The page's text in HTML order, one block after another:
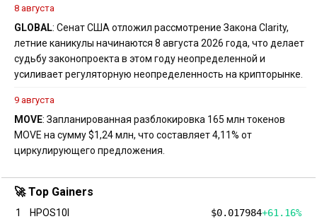
8 августа
GLOBAL: Сенат США отложил рассмотрение Закона Clarity,
летние каникулы начинаются 8 августа 2026 года, что делает
судьбу законопроекта в этом году неопределенной и
усиливает регуляторную неопределенность на крипторынке.
9 августа
MOVE: Запланированная разблокировка 165 млн токенов
MOVE на сумму $1,24 млн, что составляет 4,11% от
циркулирующего предложения.
🚀 Top Gainers
1 HPOS10I $0.017984+61.16%